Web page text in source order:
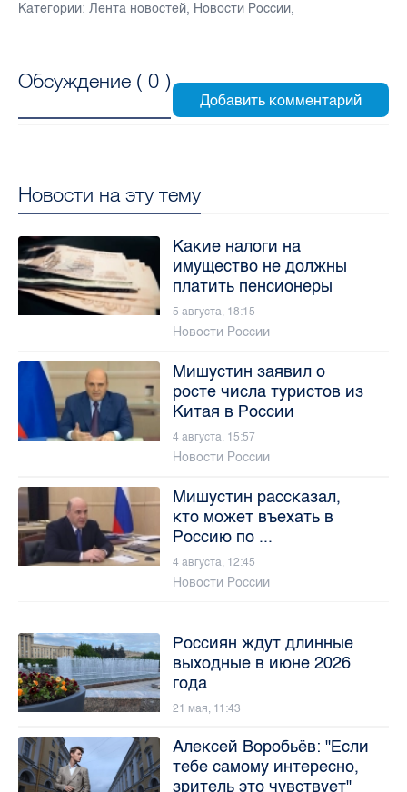
Категории: Лента новостей, Новости России,
Обсуждение ( 0 )
Новости на эту тему
Какие налоги на
имущество не должны
платить пенсионеры
5 августа, 18:15
Новости России
Мишустин заявил о
росте числа туристов из
Китая в России
4 августа, 15:57
Новости России
Мишустин рассказал,
кто может въехать в
Россию по ...
4 августа, 12:45
Новости России
Россиян ждут длинные
выходные в июне 2026
года
21 мая, 11:43
Алексей Воробьёв: "Если
тебе самому интересно,
зритель это чувствует"